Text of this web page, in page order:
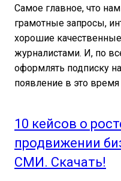
Самое главное, что
грамотные запросы,
хорошие
журналистами. И, по
оформлять подписку
появление в это
10 кейсов о
продвижении
СМИ. Скачать!